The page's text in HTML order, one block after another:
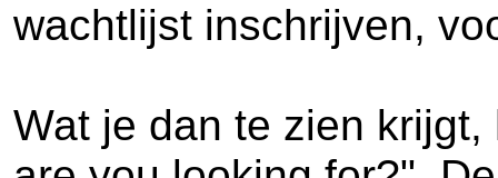
wachtlijst inschrijven,
Wat je dan te zien